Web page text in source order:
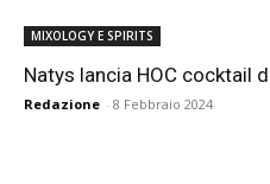
MIXOLOGY E SPIRITS
Natys lancia HOC cocktail
Redazione - 8 Febbraio 2024